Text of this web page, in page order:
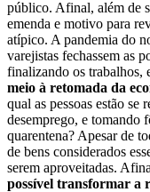
público. Afinal, além de
emenda e motivo para
atípico. A pandemia do
varejistas fechassem as
finalizando os trabalhos,
meio à retomada da
qual as pessoas estão se
desemprego, e tomando
quarentena? Apesar de
de bens considerados
serem aproveitadas.
possível transformar a